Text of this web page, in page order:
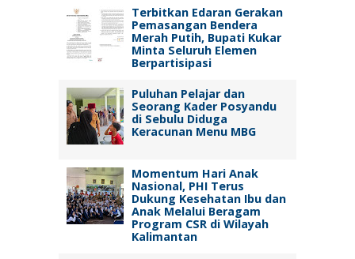
Terbitkan Edaran Gerakan
Pemasangan Bendera
Merah Putih, Bupati Kukar
Minta Seluruh Elemen
Berpartisipasi
Puluhan Pelajar dan
Seorang Kader Posyandu
di Sebulu Diduga
Keracunan Menu MBG
Momentum Hari Anak
Nasional, PHI Terus
Dukung Kesehatan Ibu dan
Anak Melalui Beragam
Program CSR di Wilayah
Kalimantan